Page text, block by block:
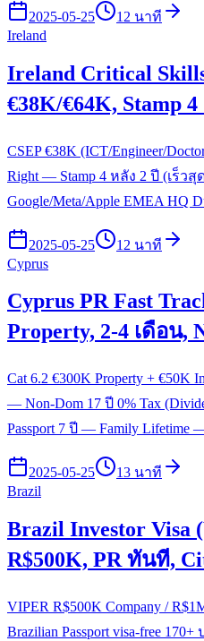
2025-05-25
12 นาที
Ireland
Ireland Critical
€38K/€64K, Stamp
CSEP €38K (ICT/Engineer/
Right — Stamp 4 หลัง 2 ปี (เร็ว
Google/Meta/Apple EMEA HQ
2025-05-25
12 นาที
Cyprus
Cyprus PR Fast
Property, 2-4 เดือน,
Cat 6.2 €300K Property + €50K
— Non-Dom 17 ปี 0% Tax
Passport 7 ปี — Family Lifetime
2025-05-25
13 นาที
Brazil
Brazil Investor Visa
R$500K, PR ทันที,
VIPER R$500K Company /
Brazilian Passport visa-free